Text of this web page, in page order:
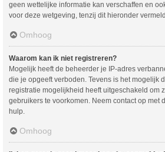
geen wettelijke informatie kan verschaffen en
voor deze wetgeving, tenzij dit hieronder
Omhoog
Waarom kan ik niet registreren?
Mogelijk heeft de beheerder je IP-adres
die je opgeeft verboden. Tevens is het mogelijk
registratie mogelijkheid heeft uitgeschakeld om
gebruikers te voorkomen. Neem contact op met
hulp.
Omhoog